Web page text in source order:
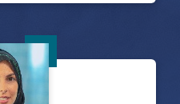
Lamisse Bajunaid